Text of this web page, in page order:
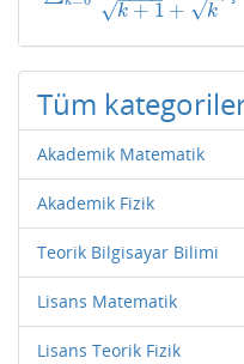
k + 1
√ + k
√
Tüm
Akademik Matematik
Akademik Fizik
Teorik Bilgisayar Bilimi
Lisans Matematik
Lisans Teorik Fizik